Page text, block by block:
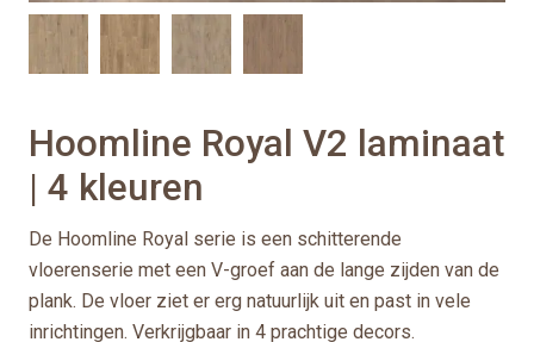
Hoomline Royal V2 laminaat
| 4 kleuren
De Hoomline Royal serie is een schitterende
vloerenserie met een V-groef aan de lange zijden van de
plank. De vloer ziet er erg natuurlijk uit en past in vele
inrichtingen. Verkrijgbaar in 4 prachtige decors.